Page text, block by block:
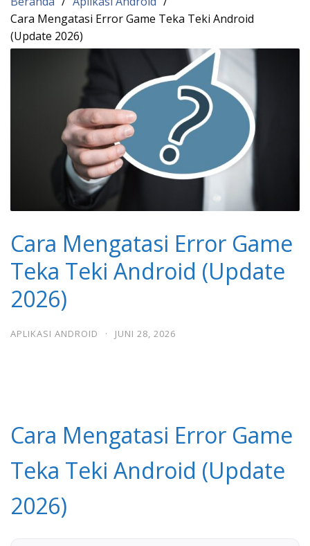
Cara Mengatasi Error Game Teka Teki Android
(Update 2026)
Cara Mengatasi Error Game
Teka Teki Android (Update
2026)
APLIKASI ANDROID · JUNI 28, 2026
Cara Mengatasi Error Game
Teka Teki Android (Update
2026)